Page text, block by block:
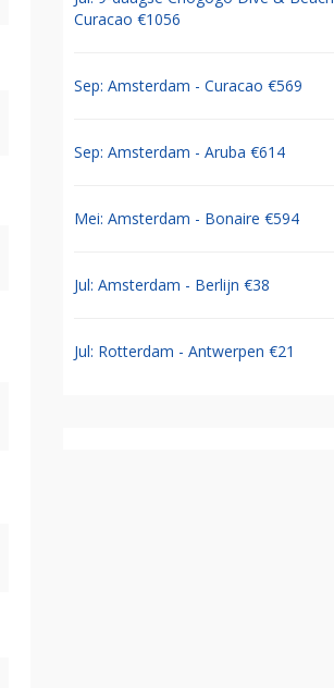
Curacao €1056
Sep: Amsterdam - Curacao €569
Sep: Amsterdam - Aruba €614
Mei: Amsterdam - Bonaire €594
Jul: Amsterdam - Berlijn €38
Jul: Rotterdam - Antwerpen €21